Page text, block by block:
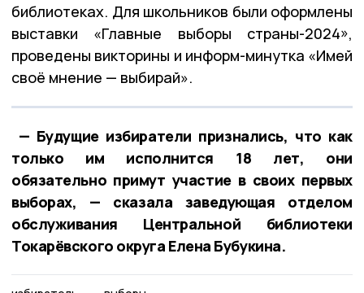
библиотеках. Для школьников были оформлены
выставки «Главные выборы страны-2024»,
проведены викторины и информ-минутка «Имей
своё мнение — выбирай».
— Будущие избиратели признались, что как
только им исполнится 18 лет, они
обязательно примут участие в своих первых
выборах, — сказала заведующая отделом
обслуживания Центральной библиотеки
Токарёвского округа Елена Бубукина.